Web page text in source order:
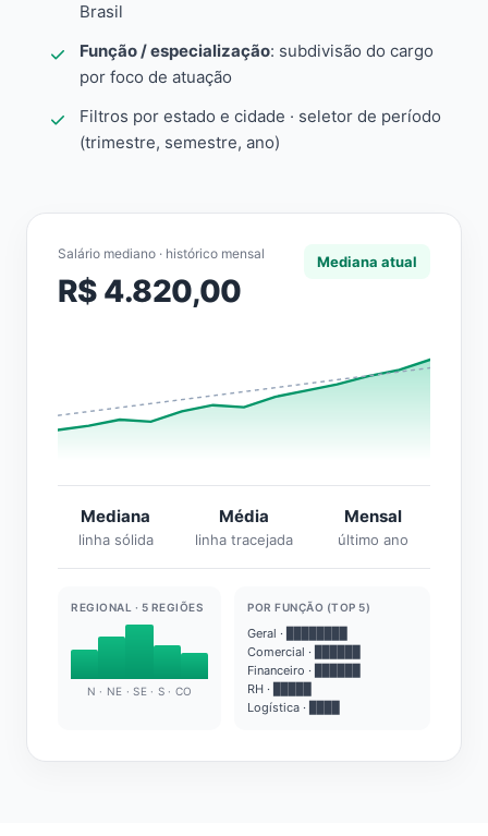
Brasil
Função / especialização: subdivisão do cargo
por foco de atuação
Filtros por estado e cidade · seletor de período
(trimestre, semestre, ano)
Salário mediano · histórico mensal
R$ 4.820,00
Mediana atual
Mediana
linha sólida
Média
linha tracejada
Mensal
último ano
REGIONAL · 5 REGIÕES
N · NE · SE · S · CO
POR FUNÇÃO (TOP 5)
Geral · ████████
Comercial · ██████
Financeiro · ██████
RH · █████
Logística · ████